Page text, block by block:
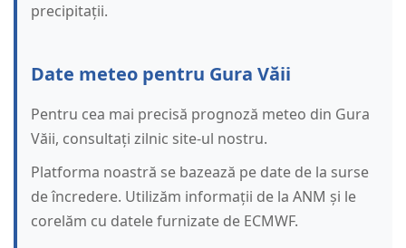
precipitații.
Date meteo pentru Gura Văii
Pentru cea mai precisă prognoză meteo din Gura
Văii, consultați zilnic site-ul nostru.
Platforma noastră se bazează pe date de la surse
de încredere. Utilizăm informații de la ANM și le
corelăm cu datele furnizate de ECMWF.